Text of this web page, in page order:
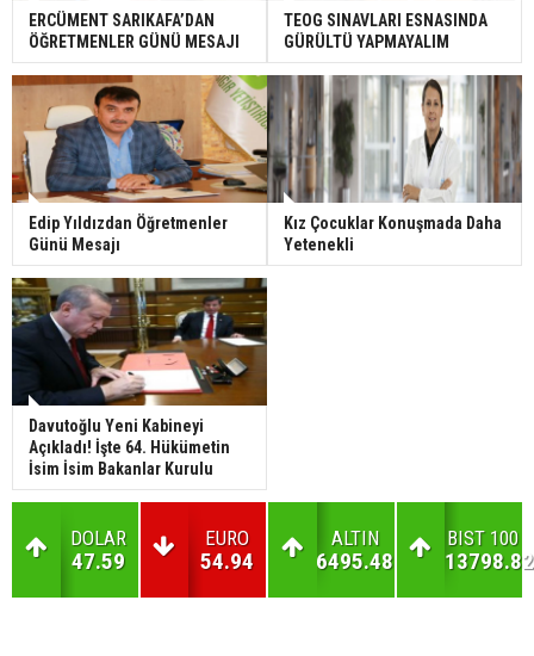
ERCÜMENT SARIKAFA’DAN
ÖĞRETMENLER GÜNÜ MESAJI
TEOG SINAVLARI ESNASINDA
GÜRÜLTÜ YAPMAYALIM
Edip Yıldızdan Öğretmenler
Günü Mesajı
Kız Çocuklar Konuşmada Daha
Yetenekli
Davutoğlu Yeni Kabineyi
Açıkladı! İşte 64. Hükümetin
İsim İsim Bakanlar Kurulu
DOLAR
47.59
EURO
54.94
ALTIN
6495.48
BIST 100
13798.82